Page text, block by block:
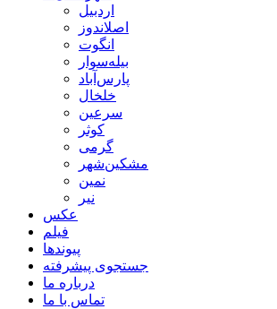
اردبیل
اصلاندوز
انگوت
بیله‌سوار
پارس‌آباد
خلخال
سرعین
کوثر
گرمی
مشکین‌شهر
نمین
نیر
عکس
فیلم
پیوندها
جستجوی پیشرفته
درباره ما
تماس با ما